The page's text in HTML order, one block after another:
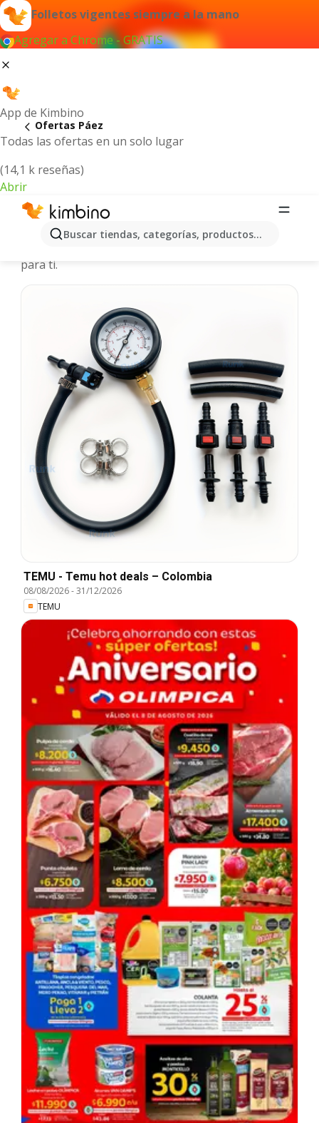
Folletos vigentes siempre a la mano
Agregar a Chrome - GRATIS
App de Kimbino
Todas las ofertas en un solo lugar
(14,1 k reseñas)
Abrir
Buscar tiendas, categorías, productos...
Ofertas Páez
Páez - Catálogos de ofertas
para ti.
TEMU - Temu hot deals – Colombia
08/08/2026-31/12/2026
TEMU